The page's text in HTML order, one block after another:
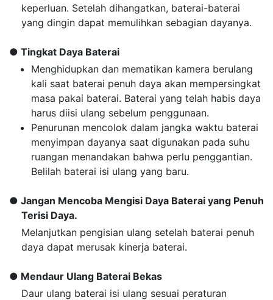
keperluan. Setelah dihangatkan, baterai-baterai
yang dingin dapat memulihkan sebagian dayanya.
Tingkat Daya Baterai
Menghidupkan dan mematikan kamera berulang
kali saat baterai penuh daya akan mempersingkat
masa pakai baterai. Baterai yang telah habis daya
harus diisi ulang sebelum penggunaan.
Penurunan mencolok dalam jangka waktu baterai
menyimpan dayanya saat digunakan pada suhu
ruangan menandakan bahwa perlu penggantian.
Belilah baterai isi ulang yang baru.
Jangan Mencoba Mengisi Daya Baterai yang Penuh
Terisi Daya.
Melanjutkan pengisian ulang setelah baterai penuh
daya dapat merusak kinerja baterai.
Mendaur Ulang Baterai Bekas
Daur ulang baterai isi ulang sesuai peraturan